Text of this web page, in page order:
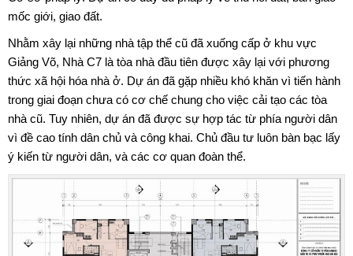
mốc giới, giao đất.
Nhằm xây lại những nhà tập thể cũ đã xuống cấp ở khu vực
Giảng Võ, Nhà C7 là tòa nhà đầu tiên được xây lại với phương
thức xã hội hóa nhà ở. Dự án đã gặp nhiều khó khăn vì tiến hành
trong giai đoạn chưa có cơ chế chung cho việc cải tạo các tòa
nhà cũ. Tuy nhiên, dự án đã được sự hợp tác từ phía người dân
vì đề cao tính dân chủ và công khai. Chủ đầu tư luôn bàn bạc lấy
ý kiến từ người dân, và các cơ quan đoàn thể.